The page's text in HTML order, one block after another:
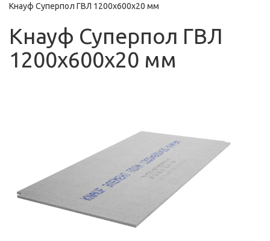
Кнауф Суперпол ГВЛ 1200х600х20 мм
Кнауф Суперпол ГВЛ
1200х600х20 мм